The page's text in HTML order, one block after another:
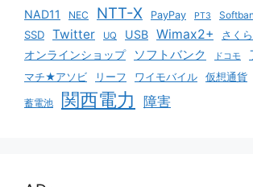
NAD11 NEC NTT-X PayPay PT3
SSD Twitter UQ USB Wimax2+ さく
オンラインショップ ソフトバンク ドコモ
マチ★アソビ リーフ ワイモバイル 仮想通貨
蓄電池 関西電力 障害